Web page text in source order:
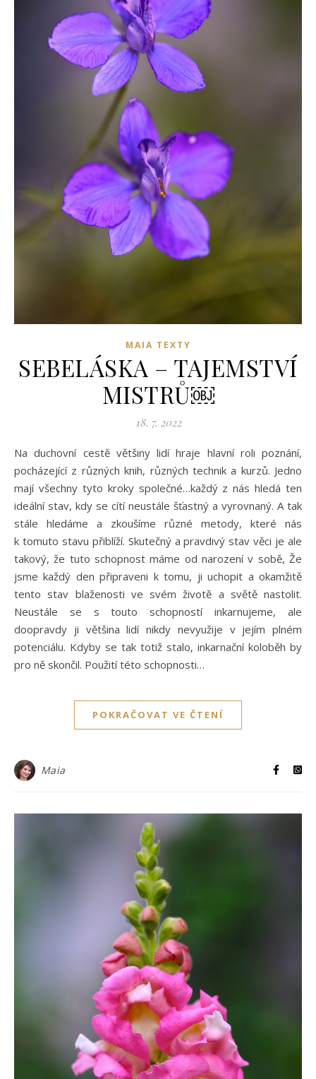
MAIA TEXTY
SEBELÁSKA – TAJEMSTVÍ
MISTRŮ￼
18. 7. 2022
Na duchovní cestě většiny lidí hraje hlavní roli poznání,
pocházející z různých knih, různých technik a kurzů. Jedno
mají všechny tyto kroky společné…každý z nás hledá ten
ideální stav, kdy se cítí neustále šťastný a vyrovnaný. A tak
stále hledáme a zkoušíme různé metody, které nás
k tomuto stavu přiblíží. Skutečný a pravdivý stav věci je ale
takový, že tuto schopnost máme od narození v sobě, Že
jsme každý den připraveni k tomu, ji uchopit a okamžitě
tento stav blaženosti ve svém životě a světě nastolit.
Neustále se s touto schopností inkarnujeme, ale
doopravdy ji většina lidí nikdy nevyužije v jejím plném
potenciálu. Kdyby se tak totiž stalo, inkarnační koloběh by
pro ně skončil. Použití této schopnosti…
POKRAČOVAT VE ČTENÍ
Maia